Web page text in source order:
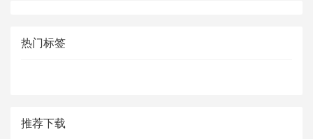
热门标签
推荐下载